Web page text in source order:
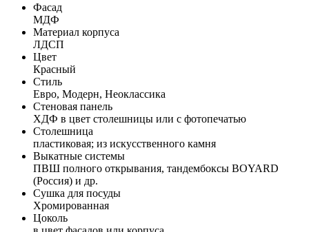
Фасад
МДФ
Материал корпуса
ЛДСП
Цвет
Красный
Стиль
Евро, Модерн, Неоклассика
Стеновая панель
ХДФ в цвет столешницы или с фотопечатью
Столешница
пластиковая; из искусственного камня
Выкатные системы
ПВШ полного открывания, тандембоксы BOYARD
(Россия) и др.
Сушка для посуды
Хромированная
Цоколь